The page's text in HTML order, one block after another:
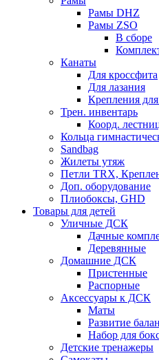
Рамы DHZ
Рамы ZSO
В сборе
Канаты
Для кроссфита
Для лазания
Крепления
Трен. инвентарь
Коорд.
Кольца
Sandbag
Жилеты утяж
Петли TRX,
Доп. оборудование
Плиобоксы, GHD
Товары для детей
Уличные ДСК
Дачные
Деревянные
Домашние ДСК
Пристенные
Распорные
Аксесcуары к ДСК
Маты
Развитие
Набор для
Детские тренажеры